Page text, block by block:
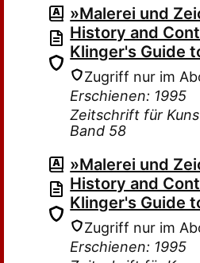
»Malerei und
History and
Klinger's Guide
Zugriff nur im
Erschienen: 1995
Zeitschrift für
Band 58
»Malerei und
History and
Klinger's Guide
Zugriff nur im
Erschienen: 1995